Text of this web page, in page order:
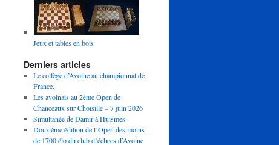
Jeux et tables en bois
Derniers articles
Le collège d’Avoine au championnat de
France.
Les avoinais au 2ème Open de
Chanceaux sur Choisille – 7 juin 2026
Simultanée de Damir à Huismes
Douzième édition de l’Open des moins
de 1700 élo du club d’échecs d’Avoine